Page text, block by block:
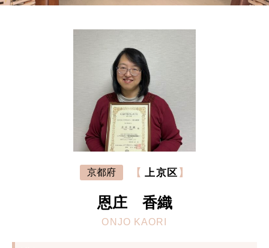
京都府 【 上京区 】
恩庄 香織
ONJO KAORI